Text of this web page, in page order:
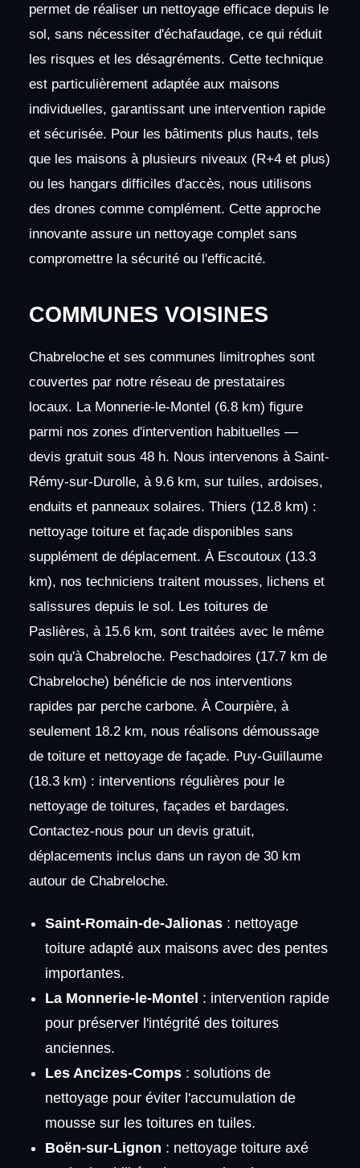
permet de réaliser un nettoyage efficace depuis le
sol, sans nécessiter d'échafaudage, ce qui réduit
les risques et les désagréments. Cette technique
est particulièrement adaptée aux maisons
individuelles, garantissant une intervention rapide
et sécurisée. Pour les bâtiments plus hauts, tels
que les maisons à plusieurs niveaux (R+4 et plus)
ou les hangars difficiles d'accès, nous utilisons
des drones comme complément. Cette approche
innovante assure un nettoyage complet sans
compromettre la sécurité ou l'efficacité.
COMMUNES VOISINES
Chabreloche et ses communes limitrophes sont
couvertes par notre réseau de prestataires
locaux. La Monnerie-le-Montel (6.8 km) figure
parmi nos zones d'intervention habituelles —
devis gratuit sous 48 h. Nous intervenons à Saint-
Rémy-sur-Durolle, à 9.6 km, sur tuiles, ardoises,
enduits et panneaux solaires. Thiers (12.8 km) :
nettoyage toiture et façade disponibles sans
supplément de déplacement. À Escoutoux (13.3
km), nos techniciens traitent mousses, lichens et
salissures depuis le sol. Les toitures de
Paslières, à 15.6 km, sont traitées avec le même
soin qu'à Chabreloche. Peschadoires (17.7 km de
Chabreloche) bénéficie de nos interventions
rapides par perche carbone. À Courpière, à
seulement 18.2 km, nous réalisons démoussage
de toiture et nettoyage de façade. Puy-Guillaume
(18.3 km) : interventions régulières pour le
nettoyage de toitures, façades et bardages.
Contactez-nous pour un devis gratuit,
déplacements inclus dans un rayon de 30 km
autour de Chabreloche.
Saint-Romain-de-Jalionas: nettoyage
toiture adapté aux maisons avec des pentes
importantes.
La Monnerie-le-Montel : intervention rapide
pour préserver l'intégrité des toitures
anciennes.
Les Ancizes-Comps: solutions de
nettoyage pour éviter l'accumulation de
mousse sur les toitures en tuiles.
Boën-sur-Lignon : nettoyage toiture axé